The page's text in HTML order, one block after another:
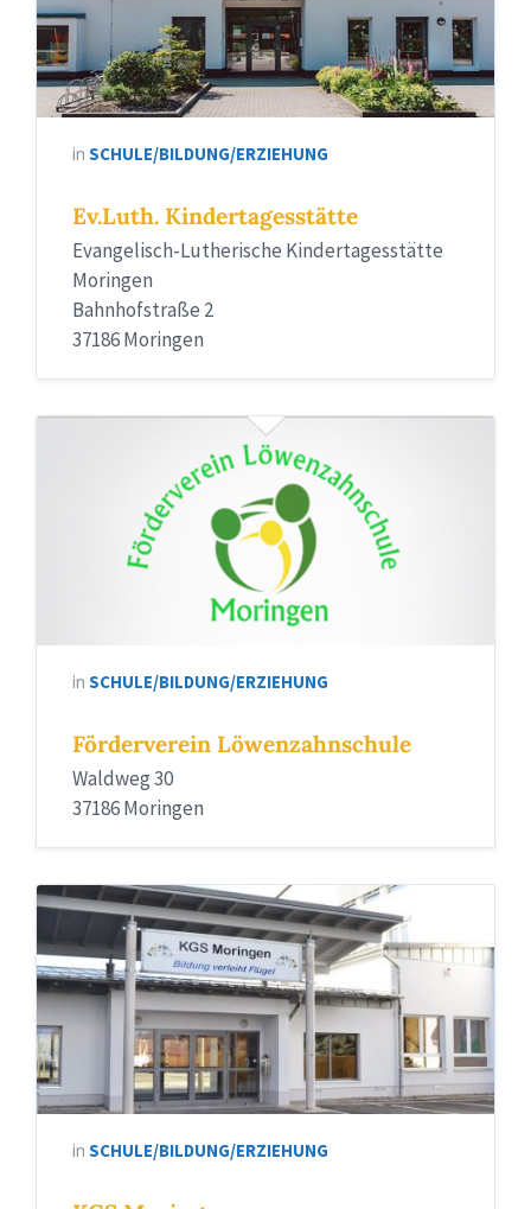
in SCHULE/BILDUNG/ERZIEHUNG
Ev.Luth. Kindertagesstätte
Evangelisch-Lutherische Kindertagesstätte
Moringen
Bahnhofstraße 2
37186 Moringen
in SCHULE/BILDUNG/ERZIEHUNG
Förderverein Löwenzahnschule
Waldweg 30
37186 Moringen
in SCHULE/BILDUNG/ERZIEHUNG